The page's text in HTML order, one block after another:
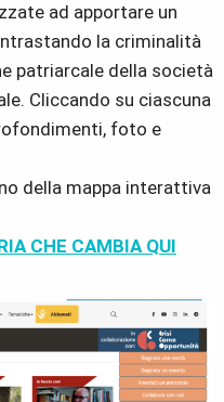
ad apportare un
la criminalità
patriarcale della società
Cliccando su ciascuna
foto e
della mappa interattiva
CHE CAMBIA QUI